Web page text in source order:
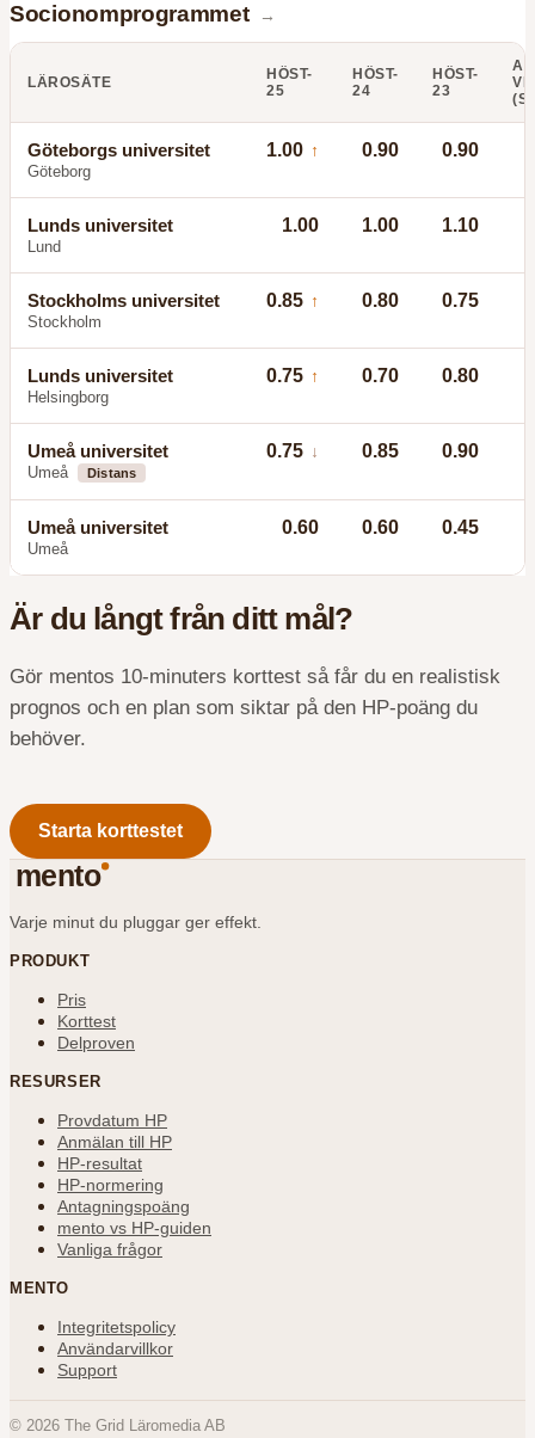
Socionomprogrammet →
LÄROSÄTE
HÖST-
25
HÖST-
24
HÖST-
23
Göteborgs universitet
Göteborg
1.00 ↑ 0.90 0.90
Lunds universitet
Lund
1.00 1.00 1.10
Stockholms universitet
Stockholm
0.85 ↑ 0.80 0.75
Lunds universitet
Helsingborg
0.75 ↑ 0.70 0.80
Umeå universitet
Umeå Distans
0.75 ↓ 0.85 0.90
Umeå universitet
Umeå
0.60 0.60 0.45
Är du långt från ditt mål?
Gör mentos 10-minuters korttest så får du en realistisk
prognos och en plan som siktar på den HP-poäng du
behöver.
Starta korttestet
mento
Varje minut du pluggar ger effekt.
PRODUKT
Pris
Korttest
Delproven
RESURSER
Provdatum HP
Anmälan till HP
HP-resultat
HP-normering
Antagningspoäng
mento vs HP-guiden
Vanliga frågor
MENTO
Integritetspolicy
Användarvillkor
Support
© 2026 The Grid Läromedia AB